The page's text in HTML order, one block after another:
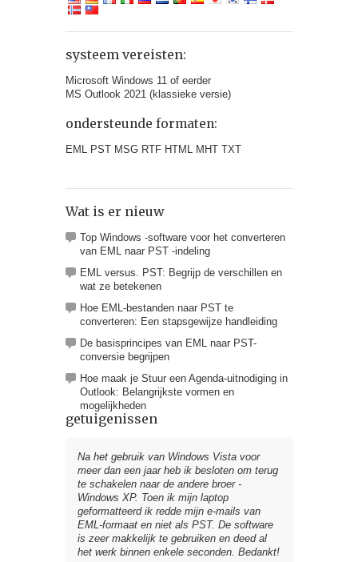
systeem vereisten:
Microsoft Windows 11 of eerder
MS Outlook 2021 (klassieke versie)
ondersteunde formaten:
EML PST MSG RTF HTML MHT TXT
Wat is er nieuw
Top Windows -software voor het converteren
van EML naar PST -indeling
EML versus. PST: Begrijp de verschillen en
wat ze betekenen
Hoe EML-bestanden naar PST te
converteren: Een stapsgewijze handleiding
De basisprincipes van EML naar PST-
conversie begrijpen
Hoe maak je Stuur een Agenda-uitnodiging in
Outlook: Belangrijkste vormen en
mogelijkheden
getuigenissen
Na het gebruik van Windows Vista voor
meer dan een jaar heb ik besloten om terug
te schakelen naar de andere broer -
Windows XP. Toen ik mijn laptop
geformatteerd ik redde mijn e-mails van
EML-formaat en niet als PST. De software
is zeer makkelijk te gebruiken en deed al
het werk binnen enkele seconden. Bedankt!